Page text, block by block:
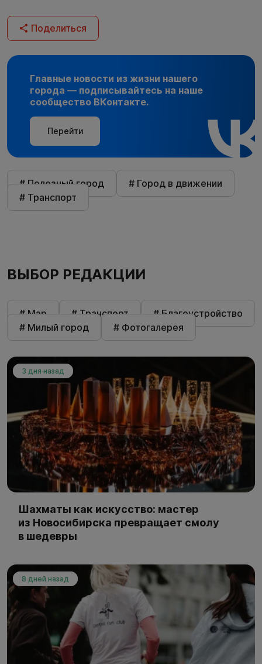
Поделиться
Главные новости из жизни нашего
города — подписывайтесь на наше
сообщество ВКонтакте.
Перейти
# Полезный город
# Город в движении
# Транспорт
ВЫБОР РЕДАКЦИИ
# Мэр # Транспорт
# Благоустройство
# Милый город
# Фотогалерея
3 дня назад
Шахматы как искусство: мастер
из Новосибирска превращает смолу
в шедевры
8 дней назад